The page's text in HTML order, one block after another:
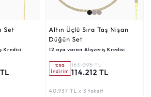
Set
Kredisi
Altın Üçlü Sıra Taş Nişan
Düğün Set
12 aya varan Alışveriş Kredisi
%30
İndirim
163.095 TL
114.212 TL
40.937 TL x 3 taksit